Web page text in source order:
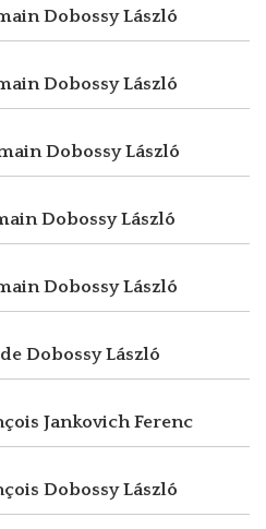
Dobossy László
Dobossy László
Dobossy László
Dobossy László
Dobossy László
Dobossy László
Jankovich Ferenc
Dobossy László